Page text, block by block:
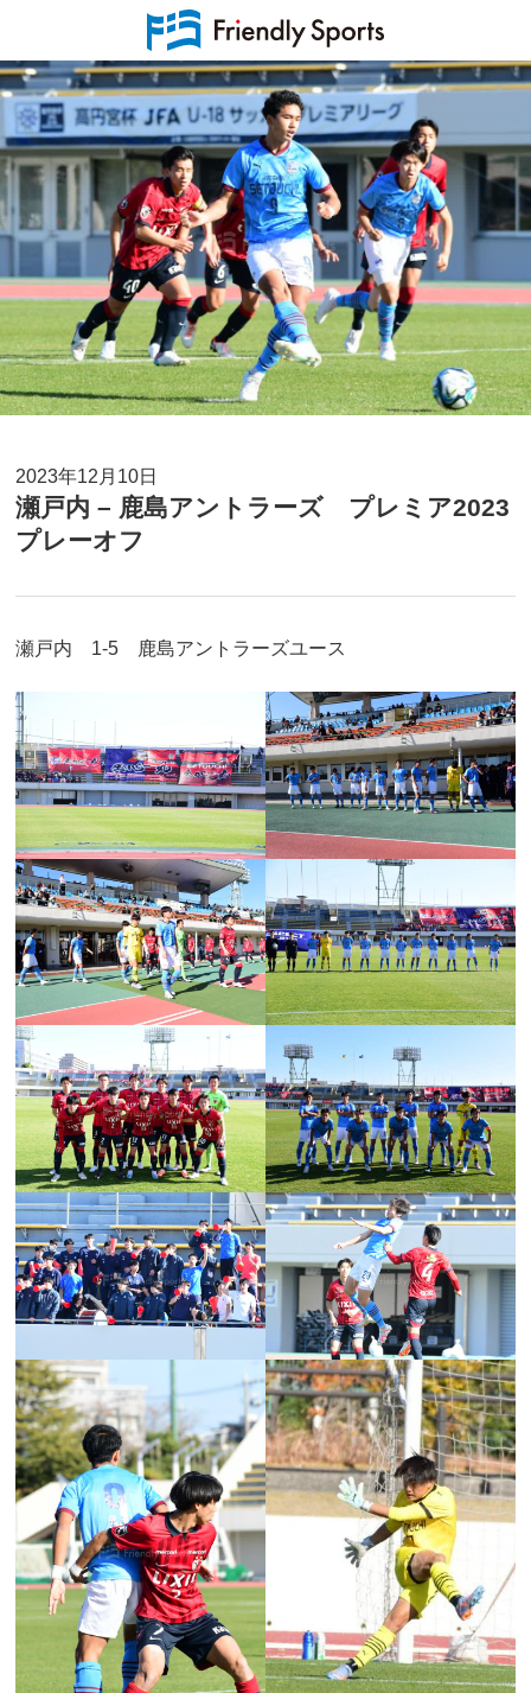
2023年12月10日
瀬戸内 – 鹿島アントラーズ プレミア2023
プレーオフ
瀬戸内 1-5 鹿島アントラーズユース